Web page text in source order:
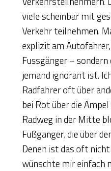
viele scheinbar mit
Verkehr teilnehmen.
explizit am
Fussgänger –
jemand ignorant ist.
Radfahrer oft über
bei Rot über die
Radweg in der Mitte
Fußgänger, die über
Denen ist das oft
wünschte mir einfach